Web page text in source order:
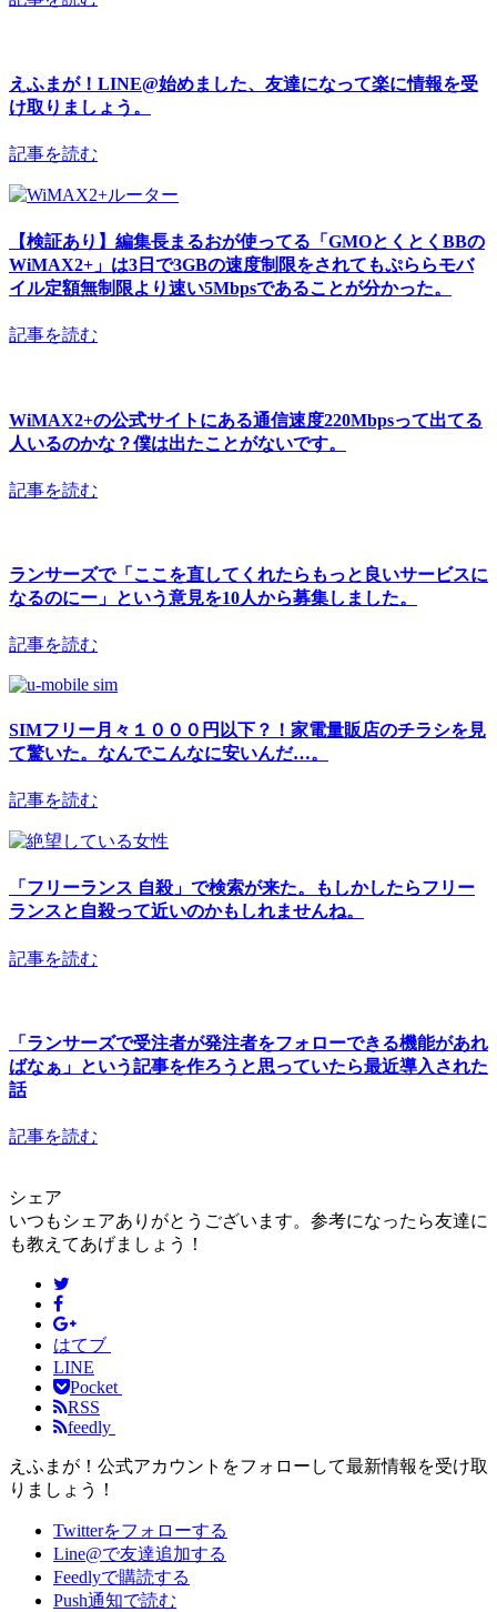
えふまが！LINE@始めました、友達になって楽に情報を受
け取りましょう。
記事を読む
【検証あり】編集長まるおが使ってる「GMOとくとくBBの
WiMAX2+」は3日で3GBの速度制限をされてもぷららモバ
イル定額無制限より速い5Mbpsであることが分かった。
記事を読む
WiMAX2+の公式サイトにある通信速度220Mbpsって出てる
人いるのかな？僕は出たことがないです。
記事を読む
ランサーズで「ここを直してくれたらもっと良いサービスに
なるのにー」という意見を10人から募集しました。
記事を読む
SIMフリー月々１０００円以下？！家電量販店のチラシを見
て驚いた。なんでこんなに安いんだ…。
記事を読む
「フリーランス 自殺」で検索が来た。もしかしたらフリー
ランスと自殺って近いのかもしれませんね。
記事を読む
「ランサーズで受注者が発注者をフォローできる機能があれ
ばなぁ」という記事を作ろうと思っていたら最近導入された
話
記事を読む
シェア
いつもシェアありがとうございます。参考になったら友達に
も教えてあげましょう！
はてブ
LINE
Pocket
RSS
feedly
えふまが！公式アカウントをフォローして最新情報を受け取
りましょう！
Twitterをフォローする
Line@で友達追加する
Feedlyで購読する
Push通知で読む